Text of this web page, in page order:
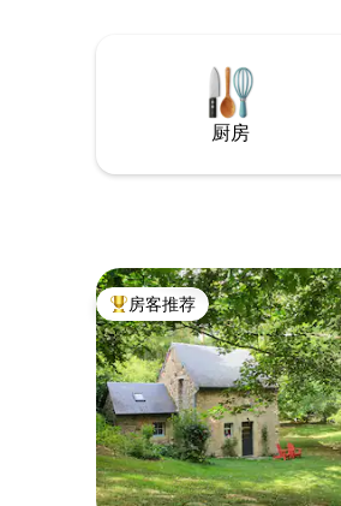
厨房
热门「房客推荐」
房客推荐